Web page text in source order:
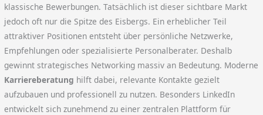
klassische Bewerbungen. Tatsächlich ist dieser sichtbare Markt
jedoch oft nur die Spitze des Eisbergs. Ein erheblicher Teil
attraktiver Positionen entsteht über persönliche Netzwerke,
Empfehlungen oder spezialisierte Personalberater. Deshalb
gewinnt strategisches Networking massiv an Bedeutung. Moderne
Karriereberatung hilft dabei, relevante Kontakte gezielt
aufzubauen und professionell zu nutzen. Besonders LinkedIn
entwickelt sich zunehmend zu einer zentralen Plattform für